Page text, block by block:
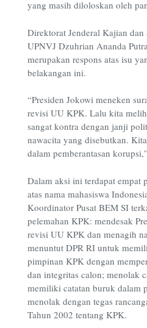
yang masih diloloskan oleh
Direktorat Jenderal Kajian
UPNVJ Dzuhrian Ananda
merupakan respons atas isu
belakangan ini.
“Presiden Jokowi meneken
revisi UU KPK. Lalu kita
sangat kontra dengan janji
nawacita yang disebutkan.
dalam pemberantasan
Dalam aksi ini terdapat empat
atas nama mahasiswa
Koordinator Pusat BEM SI
pelemahan KPK: mendesak
revisi UU KPK dan menagih
menuntut DPR RI untuk
pimpinan KPK dengan
dan integritas calon; menolak
memiliki catatan buruk dalam
menolak dengan tegas
Tahun 2002 tentang KPK.